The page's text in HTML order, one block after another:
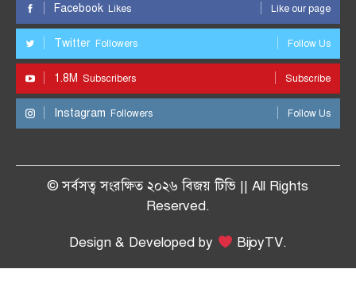
Facebook Likes Like our page
Twitter Followers Follow Us
1.8M Subscribers Subscribe
Instagram Followers Follow Us
© সর্বসত্ব সংরক্ষিত ২০২৬ বিজয় টিভি || All Rights
Reserved.
Design & Developed by BijoyTV.